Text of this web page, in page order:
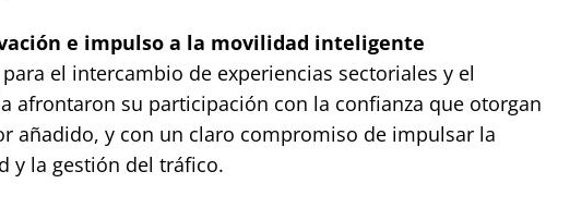
e impulso a la movilidad inteligente
el intercambio de experiencias sectoriales y el
afrontaron su participación con la confianza que otorgan
añadido, y con un claro compromiso de impulsar la
y la gestión del tráfico.